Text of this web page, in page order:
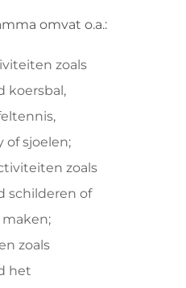
omvat o.a.:
zoals
koersbal,
of sjoelen;
zoals
schilderen of
zoals
het